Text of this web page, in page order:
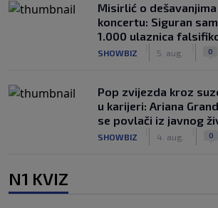
Misirlić o
koncertu: Siguran
1.000 ulaznica
SHOWBIZ 5. aug. 0
Pop zvijezda kroz
u karijeri: Ariana
se povlači iz javnog
SHOWBIZ 4. aug. 0
N1 KVIZ